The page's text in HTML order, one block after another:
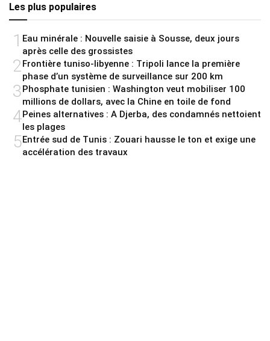
Les plus populaires
1 Eau minérale : Nouvelle saisie à Sousse, deux jours
après celle des grossistes
2 Frontière tuniso-libyenne : Tripoli lance la première
phase d’un système de surveillance sur 200 km
3Phosphate tunisien : Washington veut mobiliser 100
millions de dollars, avec la Chine en toile de fond
4Peines alternatives : A Djerba, des condamnés nettoient
les plages
5Entrée sud de Tunis : Zouari hausse le ton et exige une
accélération des travaux